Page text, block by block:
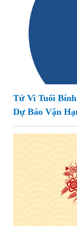
Tử Vi Tuổi
Dự Báo Vận